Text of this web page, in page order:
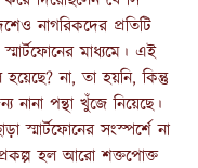
নাগরিকদের প্রতিটি
মাধ্যমে। এই
না, তা হয়নি, কিন্তু
নানা পন্থা খুঁজে নিয়েছে।
স্মার্টফোনের সংস্পর্শে না
হল আরো শক্তপোক্ত